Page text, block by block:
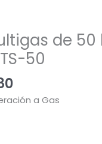
de 50
50
$ 15.472,80.
a Gas